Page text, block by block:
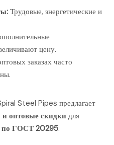
Трудовые, энергетические и
цену.
заказах часто
Steel Pipes предлагает
оптовые скидки для
по ГОСТ 20295.